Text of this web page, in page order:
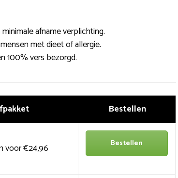
afname verplichting.
met dieet of allergie.
100% vers bezorgd.
Bestellen
voor €24,96 Bestellen